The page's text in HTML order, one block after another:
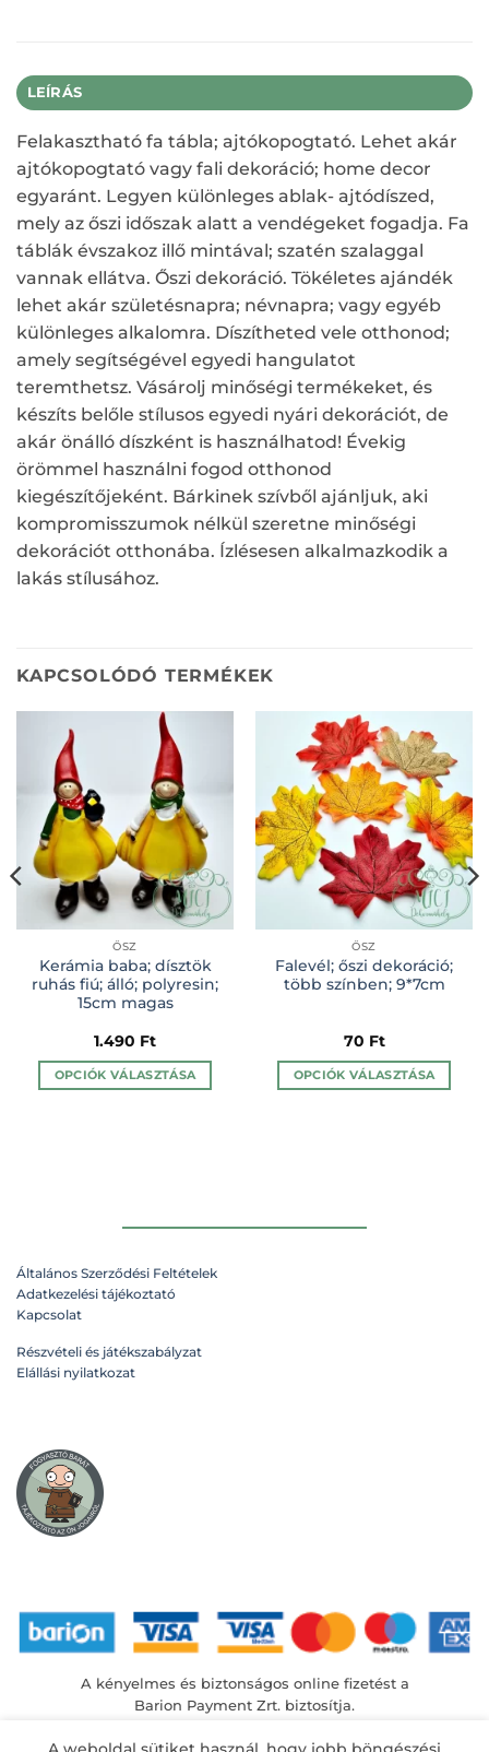
LEÍRÁS
Felakasztható fa tábla; ajtókopogtató. Lehet akár
ajtókopogtató vagy fali dekoráció; home decor
egyaránt. Legyen különleges ablak- ajtódíszed,
mely az őszi időszak alatt a vendégeket fogadja. Fa
táblák évszakoz illő mintával; szatén szalaggal
vannak ellátva. Őszi dekoráció. Tökéletes ajándék
lehet akár születésnapra; névnapra; vagy egyéb
különleges alkalomra. Díszítheted vele otthonod;
amely segítségével egyedi hangulatot
teremthetsz. Vásárolj minőségi termékeket, és
készíts belőle stílusos egyedi nyári dekorációt, de
akár önálló díszként is használhatod! Évekig
örömmel használni fogod otthonod
kiegészítőjeként. Bárkinek szívből ajánljuk, aki
kompromisszumok nélkül szeretne minőségi
dekorációt otthonába. Ízlésesen alkalmazkodik a
lakás stílusához.
KAPCSOLÓDÓ TERMÉKEK
ŐSZ
Kerámia baba; dísztök
ruhás fiú; álló; polyresin;
15cm magas
1.490 Ft
OPCIÓK VÁLASZTÁSA
a
ki
ŐSZ
Falevél; őszi dekoráció;
több színben; 9*7cm
70 Ft
OPCIÓK VÁLASZTÁSA
Általános Szerződési Feltételek
Adatkezelési tájékoztató
Kapcsolat
Részvételi és játékszabályzat
Elállási nyilatkozat
A kényelmes és biztonságos online fizetést a
Barion Payment Zrt. biztosítja.